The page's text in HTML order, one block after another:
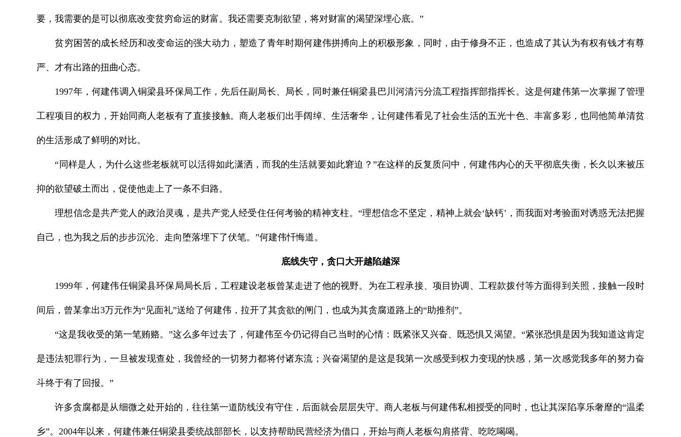
要，我需要的是可以彻底改变贫穷命运的财富。我还需要克制欲望，将对财富的渴望深埋心底。”
贫穷困苦的成长经历和改变命运的强大动力，塑造了青年时期何建伟拼搏向上的积极形象，同时，由于修身不正，也造成了其认为有权有钱才有尊
严、才有出路的扭曲心态。
1997年，何建伟调入铜梁县环保局工作，先后任副局长、局长，同时兼任铜梁县巴川河清污分流工程指挥部指挥长。这是何建伟第一次掌握了管理
工程项目的权力，开始同商人老板有了直接接触。商人老板们出手阔绰、生活奢华，让何建伟看见了社会生活的五光十色、丰富多彩，也同他简单清贫
的生活形成了鲜明的对比。
“同样是人，为什么这些老板就可以活得如此潇洒，而我的生活就要如此窘迫？”在这样的反复质问中，何建伟内心的天平彻底失衡，长久以来被压
抑的欲望破土而出，促使他走上了一条不归路。
理想信念是共产党人的政治灵魂，是共产党人经受住任何考验的精神支柱。“理想信念不坚定，精神上就会‘缺钙’，而我面对考验面对诱惑无法把握
自己，也为我之后的步步沉沦、走向堕落埋下了伏笔。”何建伟忏悔道。
底线失守，贪口大开越陷越深
1999年，何建伟任铜梁县环保局局长后，工程建设老板曾某走进了他的视野。为在工程承接、项目协调、工程款拨付等方面得到关照，接触一段时
间后，曾某拿出3万元作为“见面礼”送给了何建伟，拉开了其贪欲的闸门，也成为其贪腐道路上的“助推剂”。
“这是我收受的第一笔贿赂。”这么多年过去了，何建伟至今仍记得自己当时的心情：既紧张又兴奋、既恐惧又渴望。“紧张恐惧是因为我知道这肯定
是违法犯罪行为，一旦被发现查处，我曾经的一切努力都将付诸东流；兴奋渴望的是这是我第一次感受到权力变现的快感，第一次感觉我多年的努力奋
斗终于有了回报。”
许多贪腐都是从细微之处开始的，往往第一道防线没有守住，后面就会层层失守。商人老板与何建伟私相授受的同时，也让其深陷享乐奢靡的“温柔
乡”。2004年以来，何建伟兼任铜梁县委统战部部长，以支持帮助民营经济为借口，开始与商人老板勾肩搭背、吃吃喝喝。